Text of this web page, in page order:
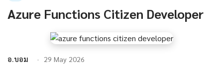
Azure Functions Citizen Developer
อ.บอม 29 May 2026